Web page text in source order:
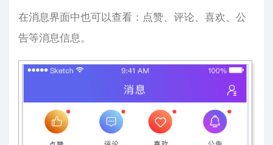
在消息界面中也可以查看：点赞、评论、喜欢、公
告等消息信息。